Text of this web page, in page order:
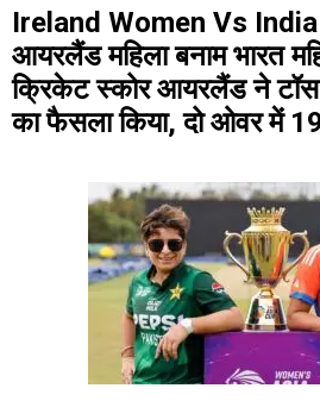
Ireland Women Vs
आयरलैंड महिला बनाम भारत
क्रिकेट स्कोर आयरलैंड ने टॉस
का फैसला किया, दो ओवर में